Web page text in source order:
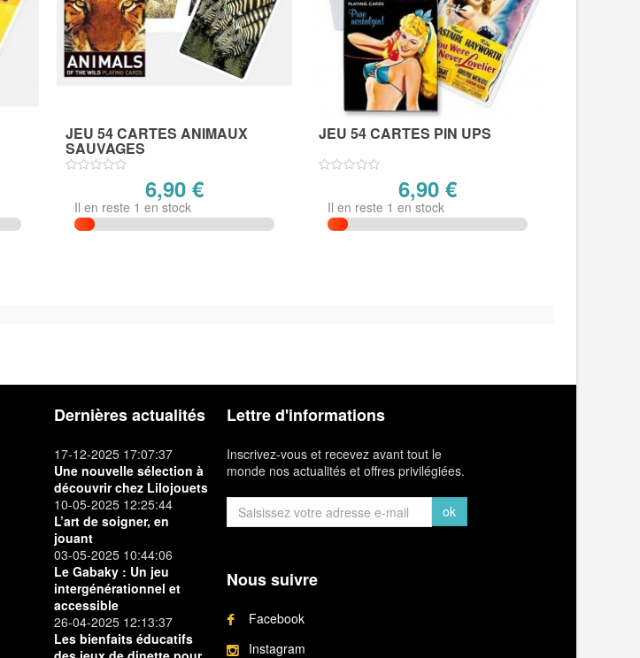
JEU 54 CARTES ANIMAUX
SAUVAGES
6,90 €
Il en reste 1 en stock
JEU 54 CARTES PIN UPS
6,90 €
Il en reste 1 en stock
Dernières actualités
17-12-2025 17:07:37
Une nouvelle sélection à
découvrir chez Lilojouets
10-05-2025 12:25:44
L’art de soigner, en
jouant
03-05-2025 10:44:06
Le Gabaky : Un jeu
intergénérationnel et
accessible
26-04-2025 12:13:37
Les bienfaits éducatifs
Lettre d'informations
Inscrivez-vous et recevez avant tout le
monde nos actualités et offres privilégiées.
ok
Nous suivre
Facebook
Instagram